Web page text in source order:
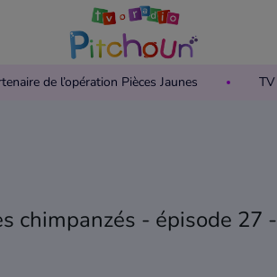
de l’opération Pièces Jaunes
chimpanzés - épisode 27 -